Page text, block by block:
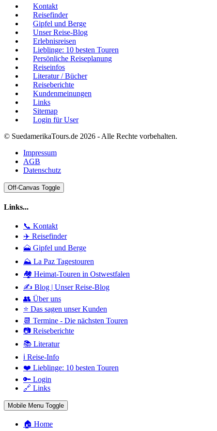
Kontakt
Reisefinder
Gipfel und Berge
Unser Reise-Blog
Erlebnisreisen
Lieblinge: 10 besten Touren
Persönliche Reiseplanung
Reiseinfos
Literatur / Bücher
Reiseberichte
Kundenmeinungen
Links
Sitemap
Login für User
© SuedamerikaTours.de 2026 - Alle Rechte vorbehalten.
Impressum
AGB
Datenschutz
Off-Canvas Toggle
Links...
📞 Kontakt
✈️ Reisefinder
🗻 Gipfel und Berge
⛰️ La Paz Tagestouren
🏘️ Heimat-Touren in Ostwestfalen
✍️ Blog | Unser Reise-Blog
👥 Über uns
⭐ Das sagen unser Kunden
📆 Termine - Die nächsten Touren
📷 Reiseberichte
📚 Literatur
ℹ️ Reise-Info
❤️ Lieblinge: 10 besten Touren
🔑 Login
🔗 Links
Mobile Menu Toggle
🏠 Home